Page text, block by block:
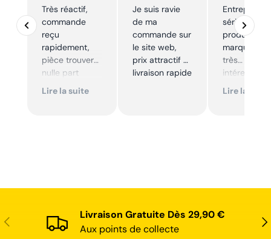
Très réactif,
commande
reçu
rapidement,
pièce trouver
nulle part
ailleurs et
Lire la suite
Je suis ravie
de ma
commande sur
le site web,
prix attractif et
livraison rapide
Entreprise
sérieuse,
produits de
marque à
très
Excellent
Lire la suite
Précédent
Livraison Gratuite Dès 29,90 €
Aux points de collecte